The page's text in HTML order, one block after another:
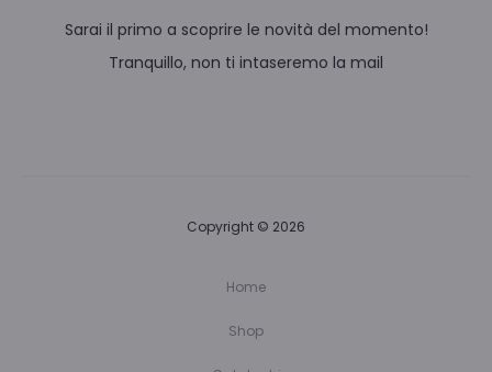
Sarai il primo a scoprire le novità del momento!
Tranquillo, non ti intaseremo la mail
Copyright © 2026
Home
Shop